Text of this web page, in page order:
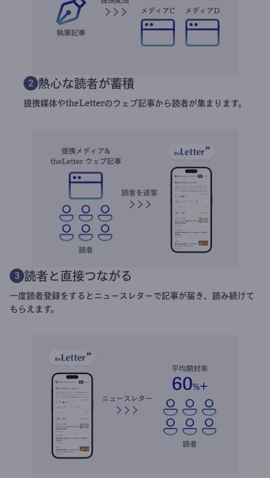
2 熱心な読者が蓄積
提携媒体やtheLetterのウェブ記事から読者が集まります。
3 読者と直接つながる
一度読者登録をするとニュースレターで記事が届き、読み続けて
もらえます。